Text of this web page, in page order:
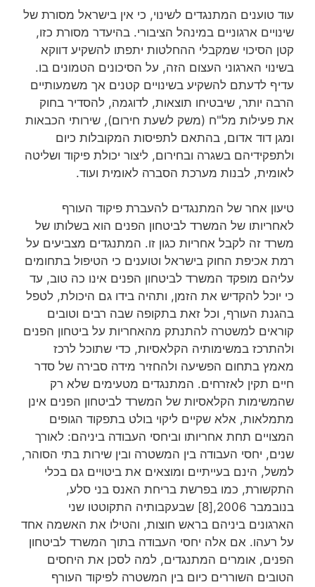
עוד טוענים המתנגדים לשינוי, כי אין בישראל מסורת של
שינויים ארגוניים במינהל הציבורי. בהיעדר מסורת כזו,
קטן הסיכוי שמקבלי ההחלטות יתפתו להשקיע דווקא
בשינוי הארגוני העצום הזה, על הסיכונים הטמונים בו.
עדיף לדעתם להשקיע בשינויים קטנים אך משמעותיים
הרבה יותר, שיבטיחו תוצאות, לדוגמה, להסדיר בחוק
את פעילות מל"ח (משק לשעת חירום), שירותי הכבאות
ומגן דוד אדום, בהתאם לתפיסות המקובלות כיום
ולתפקידיהם בשגרה ובחירום, ליצור יכולת פיקוד ושליטה
לאומית, לבנות מערכת הסברה לאומית ועוד.
טיעון אחר של המתנגדים להעברת פיקוד העורף
לאחריותו של המשרד לביטחון הפנים הוא בשלותו של
משרד זה לקבל אחריות כגון זו. המתנגדים מצביעים על
רמת אכיפת החוק בישראל וטוענים כי הטיפול בתחומים
עליהם מופקד המשרד לביטחון הפנים אינו כה טוב, עד
כי יוכל להקדיש את הזמן, ותהיה בידו גם היכולת, לטפל
בהגנת העורף, וכל זאת בתקופה שבה רבים וטובים
קוראים למשטרה להתנתק מהאחריות על ביטחון הפנים
ולהתרכז במשימותיה הקלאסיות, כדי שתוכל לרכז
מאמץ בתחום הפשיעה ולהחזיר מידה סבירה של סדר
חיים תקין לאזרחים. המתנגדים מטעימים שלא רק
שהמשימות הקלאסיות של המשרד לביטחון הפנים אינן
מתמלאות, אלא שקיים ליקוי בולט בתפקוד הגופים
המצויים תחת אחריותו וביחסי העבודה ביניהם: לאורך
שנים, יחסי העבודה בין המשטרה ובין שירות בתי הסוהר,
למשל, הינם בעייתיים ומוצאים את ביטויים גם בכלי
התקשורת, כמו בפרשת בריחת האנס בני סלע,
בנובמבר 2006,[8] שבעקבותיה התקוטטו שני
הארגונים ביניהם בראש חוצות, והטילו את האשמה אחד
על רעהו. אם אלה יחסי העבודה בתוך המשרד לביטחון
הפנים, אומרים המתנגדים, למה לסכן את היחסים
הטובים השוררים כיום בין המשטרה לפיקוד העורף